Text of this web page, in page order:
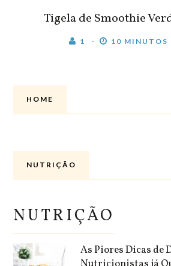
Tigela de Smoothie
1 10 MINUTOS
HOME
NUTRIÇÃO
NUTRIÇÃO
As Piores Dicas de